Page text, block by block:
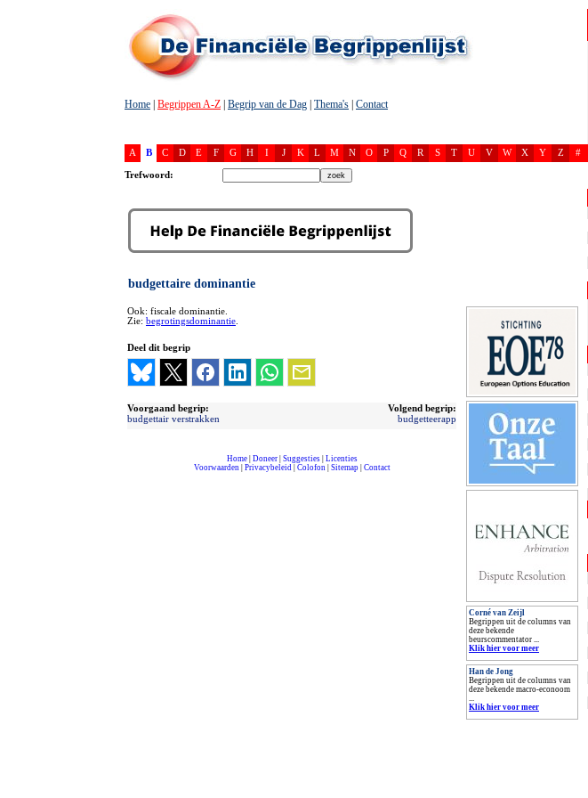
Home Begrippen A-Z Begrip van de Dag Thema's Contact
A B C D E F G H I J K L M N O P Q R S T U V W X Y Z #
Trefwoord:
budgettaire dominantie
Ook: fiscale dominantie.
Zie: begrotingsdominantie
Deel dit begrip
Voorgaand begrip:
budgettair verstrakken
Volgend begrip:
budgetteerapp
Home| Doneer| Suggesties| Licenties
Voorwaarden| Privacybeleid| Colofon| Sitemap| Contact
Corné van Zeijl
Begrippen uit de columns van
deze bekende
beurscommentator ...
Klik hier voor meer
Han de Jong
Begrippen uit de columns van
deze bekende macro-econoom
...
Klik hier voor meer